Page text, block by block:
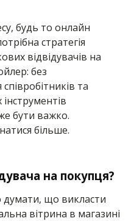
будь то онлайн
стратегія
відвідувачів на
без
та
бути важко.
більше.
на покупця?
думати, що викласти
вітрина в магазині